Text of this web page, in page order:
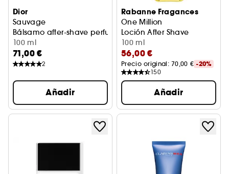
Dior
Sauvage
Bálsamo after-shave perfumado
100 ml
71,00 €
2
Añadir
Rabanne Fragances
One Million
Loción After Shave
100 ml
56,00 €
Precio original: 70,00 € -20%
150
Añadir